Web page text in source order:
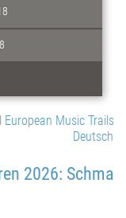
European Music Trails
Deutsch
2026: Schma